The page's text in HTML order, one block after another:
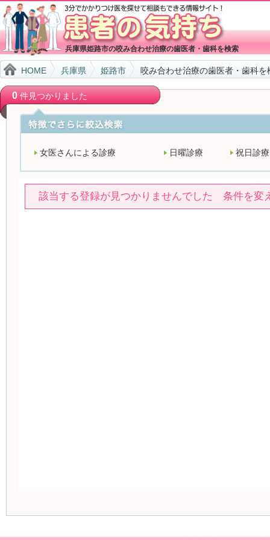
兵庫県姫路市の咬み合わせ治療の歯医者・歯科を検索
HOME 兵庫県 姫路市 咬み合わせ治療の歯医者・歯科を
0件見つかりました
女医さんによる診療 日曜診療 祝日診療
該当する登録が見つかりませんでした 条件を